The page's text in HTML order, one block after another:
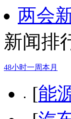
两会
新闻排
48小时一周本月
[能